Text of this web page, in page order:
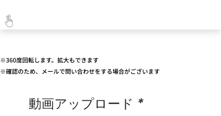
※360度回転します。拡大もできます
※確認のため、メールで問い合わせをする場合がございます
動画アップロード *